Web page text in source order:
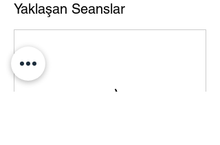
Yaklaşan Seanslar